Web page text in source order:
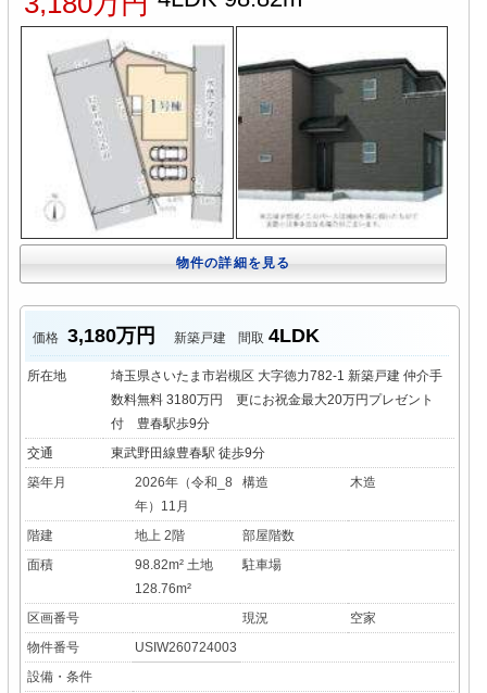
物件の詳細を見る
価格 3,180万円 新築戸建 間取 4LDK
所在地
埼玉県さいたま市岩槻区 大字徳力782-1 新築戸建 仲介手
数料無料 3180万円 更にお祝金最大20万円プレゼント
付 豊春駅歩9分
交通
東武野田線豊春駅 徒歩9分
築年月
2026年（令和_8
年）11月
構造 木造
階建 地上 2階
部屋階数
面積
98.82m² 土地
128.76m²
駐車場
区画番号 現況
空家
物件番号
USIW260724003
設備・条件